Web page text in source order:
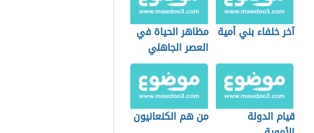
آخر خلفاء بني أمية مظاهر الحياة في
العصر الجاهلي
قيام الدولة
من هم الكنعانيون